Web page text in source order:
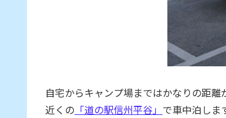
自宅からキャンプ場まではかなりの距
近くの 「道の駅信州平谷」 で車中泊しま